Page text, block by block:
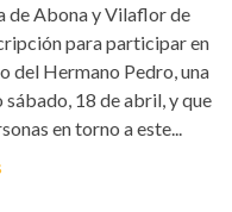
de Abona y Vilaflor de
para participar en
del Hermano Pedro, una
18 de abril, y que
en torno a este...